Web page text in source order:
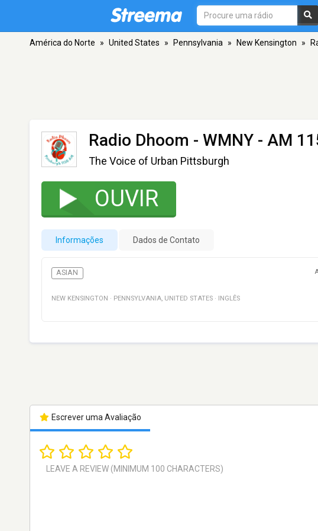
América do Norte » United States » Pennsylvania » New Kensington »
Radio Dhoom - WMNY - AM
The Voice of Urban Pittsburgh
OUVIR
Informações Dados de Contato
ASIAN
NEW KENSINGTON · PENNSYLVANIA, UNITED STATES · INGLÊS
Escrever uma Avaliação